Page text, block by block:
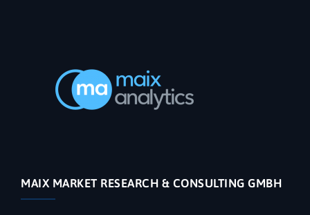
MAIX MARKET RESEARCH & CONSULTING GMBH